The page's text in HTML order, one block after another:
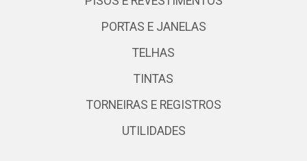
PORTAS E JANELAS
TELHAS
TINTAS
TORNEIRAS E REGISTROS
UTILIDADES